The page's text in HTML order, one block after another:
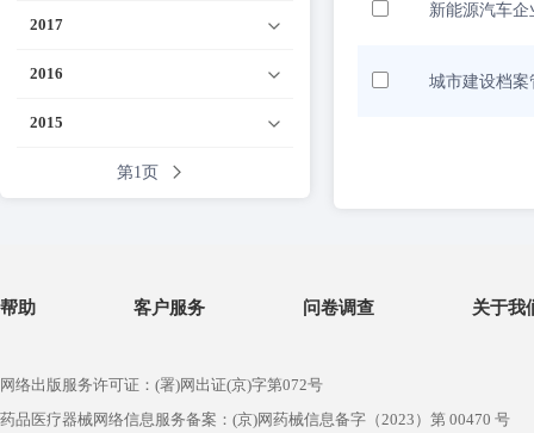
2017
2016
2015
第1页
新能源汽车
城市建设档
帮助 客户服务 问卷调查 关于我
网络出版服务许可证：(署)网出证(京)字第072号
药品医疗器械网络信息服务备案：(京)网药械信息备字（2023）第 00470 号